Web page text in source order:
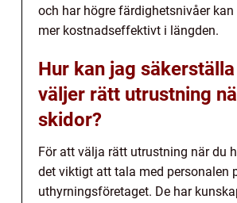
och har högre färdighetsnivåer kan
mer kostnadseffektivt i längden.
Hur kan jag
väljer rätt utrustning
skidor?
För att välja rätt utrustning när du
det viktigt att tala med personalen
uthyrningsföretaget. De har